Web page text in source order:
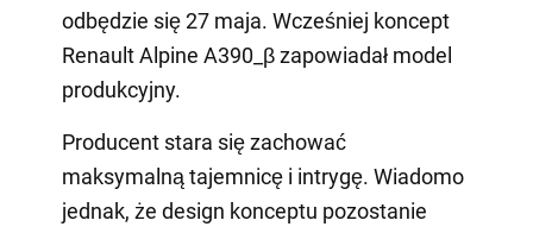
odbędzie się 27 maja. Wcześniej koncept
Renault Alpine A390_β zapowiadał model
produkcyjny.
Producent stara się zachować
maksymalną tajemnicę i intrygę. Wiadomo
jednak, że design konceptu pozostanie